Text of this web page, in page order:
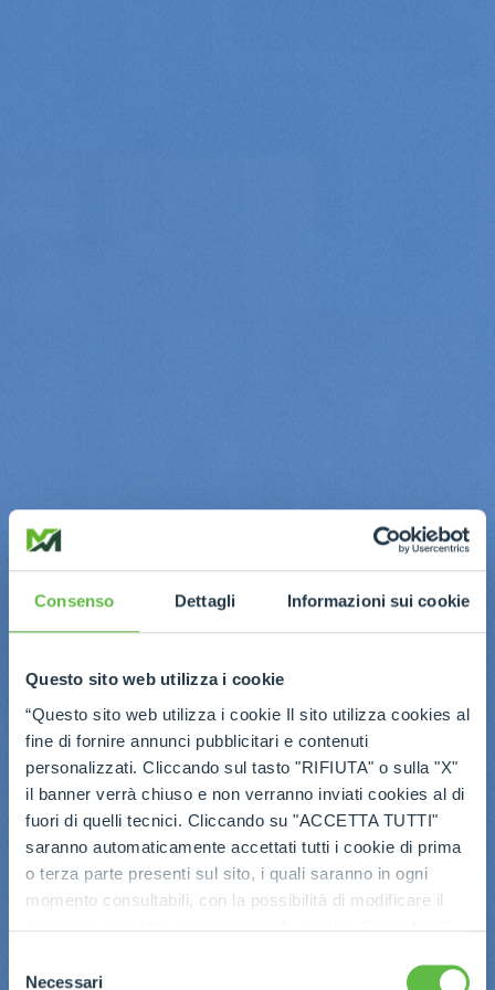
Consenso Dettagli Informazioni sui cookie
Questo sito web utilizza i cookie
“Questo sito web utilizza i cookie Il sito utilizza cookies al
fine di fornire annunci pubblicitari e contenuti
personalizzati. Cliccando sul tasto "RIFIUTA" o sulla "X"
il banner verrà chiuso e non verranno inviati cookies al di
fuori di quelli tecnici. Cliccando su "ACCETTA TUTTI"
saranno automaticamente accettati tutti i cookie di prima
o terza parte presenti sul sito, i quali saranno in ogni
momento consultabili, con la possibilità di modificare il
ogni pagina, selezionare "Modifichi il suo consenso" e
Necessari